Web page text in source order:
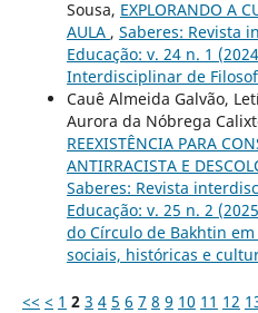
Sousa, EXPLORANDO A
AULA , Saberes: Revista
Educação: v. 24 n. 1
Interdisciplinar de
Cauê Almeida Galvão,
Aurora da Nóbrega
REEXISTÊNCIA PARA
ANTIRRACISTA E
Saberes: Revista
Educação: v. 25 n. 2
do Círculo de Bakhtin
sociais, históricas e
<< < 1 2 3 4 5 6 7 8 9 10 11 12